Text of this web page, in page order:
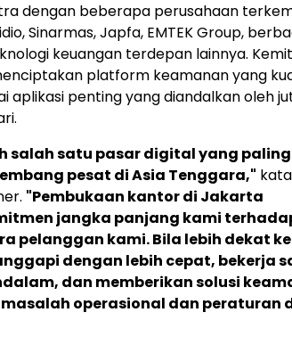
dengan beberapa perusahaan
Sinarmas, Japfa, EMTEK Group,
keuangan terdepan lainnya.
platform keamanan yang
aplikasi penting yang diandalkan oleh
salah satu pasar digital yang paling
pesat di Asia Tenggara,"
"Pembukaan kantor di Jakarta
jangka panjang kami
pelanggan kami. Bila lebih dekat
dengan lebih cepat, bekerja
dan memberikan solusi
operasional dan peraturan